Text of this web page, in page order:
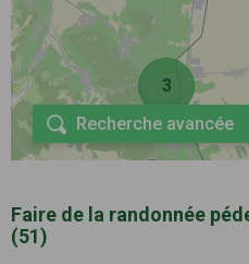
3
Recherche avancée
Faire de la randonnée
(51)